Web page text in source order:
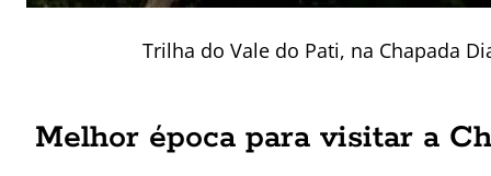
Trilha do Vale do Pati, na Chapada
Melhor época para visitar a